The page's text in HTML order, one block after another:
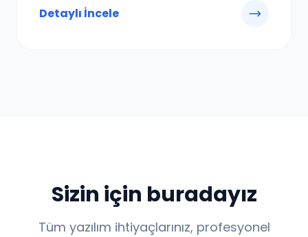
Detaylı İncele
Sizin için buradayız
Tüm yazılım ihtiyaçlarınız, profesyonel